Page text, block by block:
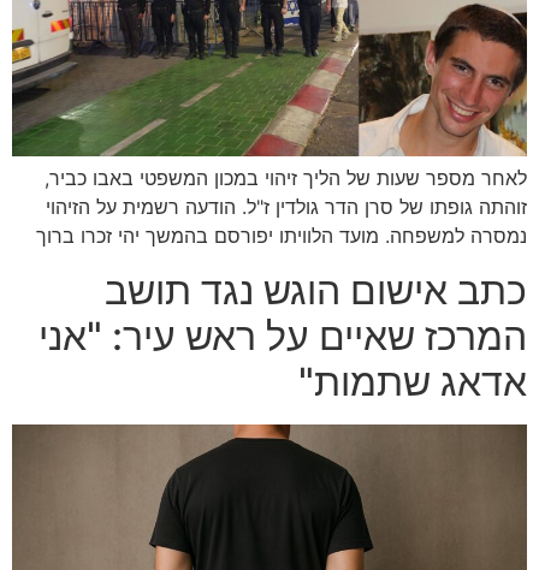
לאחר מספר שעות של הליך זיהוי במכון המשפטי באבו כביר,
זוהתה גופתו של סרן הדר גולדין ז"ל. הודעה רשמית על הזיהוי
נמסרה למשפחה. מועד הלוויתו יפורסם בהמשך יהי זכרו ברוך
כתב אישום הוגש נגד תושב
המרכז שאיים על ראש עיר: "אני
אדאג שתמות"